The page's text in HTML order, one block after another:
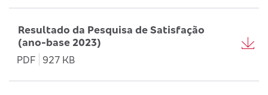
Resultado da Pesquisa de Satisfação
(ano-base 2023)
PDF
927 KB